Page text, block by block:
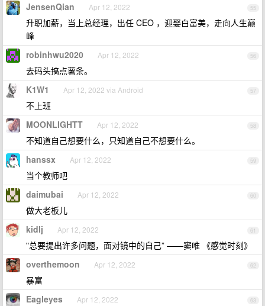
55
JensenQian Apr 12, 2022
升职加薪，当上总经理，出任 CEO ，迎娶白富美，走向人生巅
峰
56
robinhwu2020 Apr 12, 2022
去码头搞点薯条。
57
K1W1 Apr 12, 2022 via Android
不上班
58
MOONLIGHTT Apr 12, 2022
不知道自己想要什么，只知道自己不想要什么。
59
hanssx Apr 12, 2022
当个教师吧
60
daimubai Apr 12, 2022
做大老板儿
61
kidlj Apr 12, 2022
"总要提出许多问题，面对镜中的自己” ——窦唯 《感觉时刻》
62
overthemoon Apr 12, 2022
暴富
63
Eagleyes Apr 12, 2022